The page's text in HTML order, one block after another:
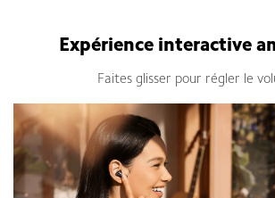
Expérience interactive
Faites glisser pour régler le